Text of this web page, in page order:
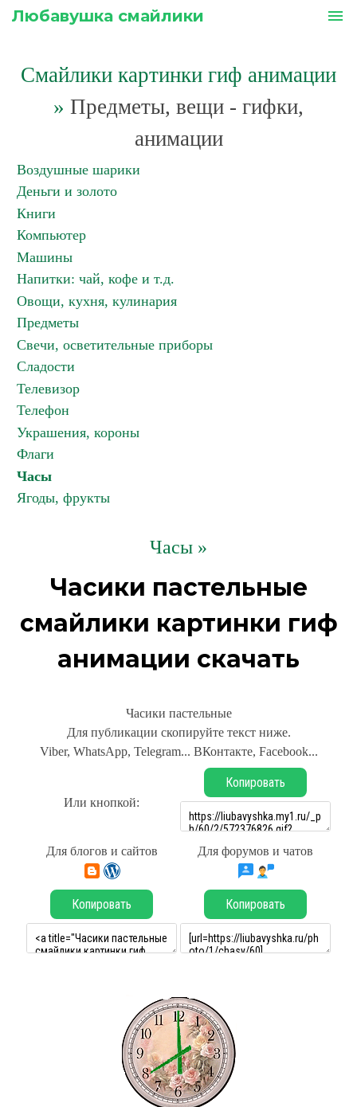
Любавушка смайлики menu
Смайлики картинки гиф анимации
» Предметы, вещи - гифки,
анимации
Воздушные шарики
Деньги и золото
Книги
Компьютер
Машины
Напитки: чай, кофе и т.д.
Овощи, кухня, кулинария
Предметы
Свечи, осветительные приборы
Сладости
Телевизор
Телефон
Украшения, короны
Флаги
Часы
Ягоды, фрукты
Часы »
Часики пастельные
смайлики картинки гиф
анимации скачать
Часики пастельные
Для публикации скопируйте текст ниже.
Viber, WhatsApp, Telegram... ВКонтакте, Facebook...
Или кнопкой:
Копировать
Для блогов и сайтов Для форумов и чатов
Копировать Копировать